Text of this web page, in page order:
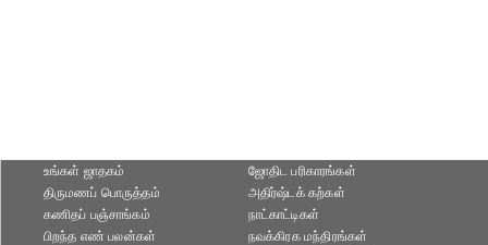
உங்கள் ஜாதகம்
திருமணப் பொருத்தம்
கணிதப் பஞ்சாங்கம்
ஜோதிட ப‌ரிகார‌ங்க‌ள்
அதிர்ஷ்டக் கற்கள்
நாட்காட்டிகள்
பிறந்த எண் பலன்கள்
நவக்கிரக மந்திரங்கள்